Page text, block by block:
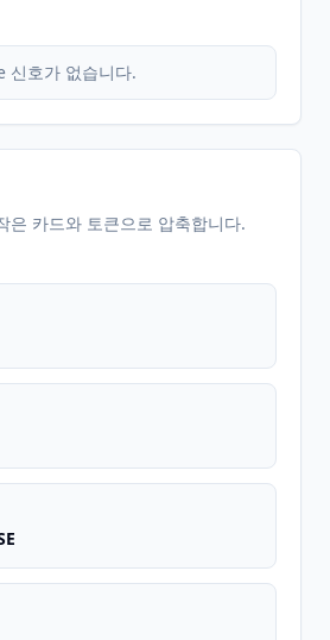
신호가 없습니다.
은 카드와 토큰으로 압축합니다.